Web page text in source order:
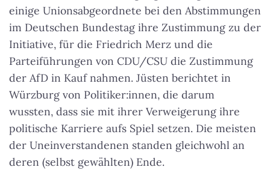
einige Unionsabgeordnete bei den Abstimmungen
im Deutschen Bundestag ihre Zustimmung zu der
Initiative, für die Friedrich Merz und die
Parteiführungen von CDU/CSU die Zustimmung
der AfD in Kauf nahmen. Jüsten berichtet in
Würzburg von Politiker:innen, die darum
wussten, dass sie mit ihrer Verweigerung ihre
politische Karriere aufs Spiel setzen. Die meisten
der Uneinverstandenen standen gleichwohl an
deren (selbst gewählten) Ende.